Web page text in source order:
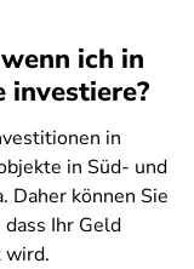
ich in
investiere?
in
in Süd- und
Daher können Sie
Ihr Geld
wird.